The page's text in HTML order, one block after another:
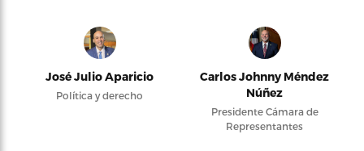
José Julio Aparicio
Política y derecho
Carlos Johnny Méndez
Núñez
Presidente Cámara de
Representantes